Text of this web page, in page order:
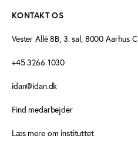
KONTAKT OS
Vester Allé 8B, 3. sal, 8000 Aarhus C
+45 3266 1030
idan@idan.dk
Find medarbejder
Læs mere om instituttet